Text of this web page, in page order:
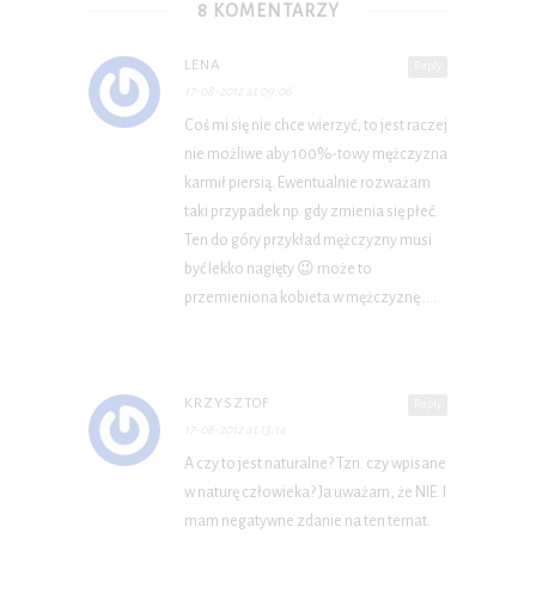
8 KOMENTARZY
LENA
Coś mi się nie chce wierzyć, to jest raczej
nie możliwe aby 100%-towy mężczyzna
karmił piersią. Ewentualnie rozważam
taki przypadek np. gdy zmienia się płeć.
Ten do góry przykład mężczyzny musi
być lekko nagięty 😉 może to
przemieniona kobieta w mężczyznę ….
KRZYSZTOF
A czy to jest naturalne? Tzn. czy wpisane
w naturę człowieka? Ja uważam, że NIE. I
mam negatywne zdanie na ten temat.